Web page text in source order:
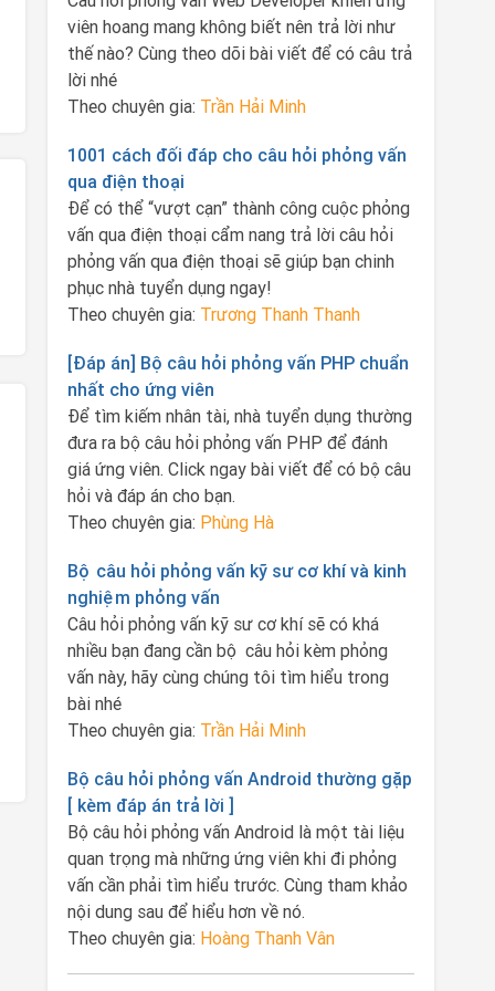
viên hoang mang không biết nên trả lời như
thế nào? Cùng theo dõi bài viết để có câu trả
lời nhé
Theo chuyên gia: Trần Hải Minh
1001 cách đối đáp cho câu hỏi phỏng vấn
qua điện thoại
Để có thể “vượt cạn” thành công cuộc phỏng
vấn qua điện thoại cẩm nang trả lời câu hỏi
phỏng vấn qua điện thoại sẽ giúp bạn chinh
phục nhà tuyển dụng ngay!
Theo chuyên gia: Trương Thanh Thanh
[Đáp án] Bộ câu hỏi phỏng vấn PHP chuẩn
nhất cho ứng viên
Để tìm kiếm nhân tài, nhà tuyển dụng thường
đưa ra bộ câu hỏi phỏng vấn PHP để đánh
giá ứng viên. Click ngay bài viết để có bộ câu
hỏi và đáp án cho bạn.
Theo chuyên gia: Phùng Hà
Bộ câu hỏi phỏng vấn kỹ sư cơ khí và kinh
nghiệm phỏng vấn
Câu hỏi phỏng vấn kỹ sư cơ khí sẽ có khá
nhiều bạn đang cần bộ câu hỏi kèm phỏng
vấn này, hãy cùng chúng tôi tìm hiểu trong
bài nhé
Theo chuyên gia: Trần Hải Minh
Bộ câu hỏi phỏng vấn Android thường gặp
[ kèm đáp án trả lời ]
Bộ câu hỏi phỏng vấn Android là một tài liệu
quan trọng mà những ứng viên khi đi phỏng
vấn cần phải tìm hiểu trước. Cùng tham khảo
nội dung sau để hiểu hơn về nó.
Theo chuyên gia: Hoàng Thanh Vân